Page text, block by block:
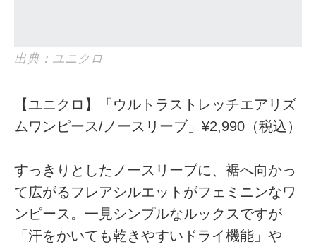
出典：ユニクロ
【ユニクロ】「ウルトラストレッチエアリズ
ムワンピース/ノースリーブ」¥2,990（税込）
すっきりとしたノースリーブに、裾へ向かっ
て広がるフレアシルエットがフェミニンなワ
ンピース。一見シンプルなルックスですが
「汗をかいても乾きやすいドライ機能」や